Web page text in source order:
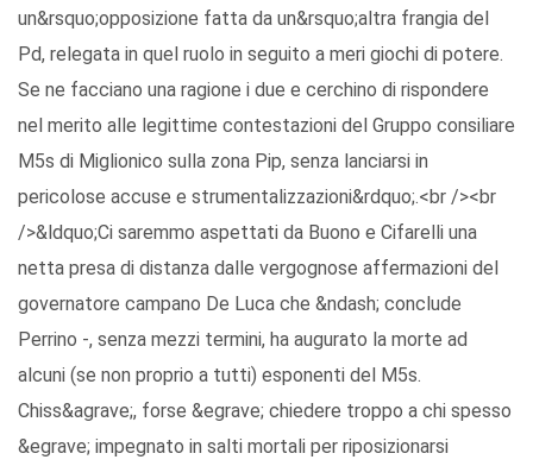
un&rsquo;opposizione fatta da un&rsquo;altra frangia del
Pd, relegata in quel ruolo in seguito a meri giochi di potere.
Se ne facciano una ragione i due e cerchino di rispondere
nel merito alle legittime contestazioni del Gruppo consiliare
M5s di Miglionico sulla zona Pip, senza lanciarsi in
pericolose accuse e strumentalizzazioni&rdquo;.<br /><br
/>&ldquo;Ci saremmo aspettati da Buono e Cifarelli una
netta presa di distanza dalle vergognose affermazioni del
governatore campano De Luca che &ndash; conclude
Perrino -, senza mezzi termini, ha augurato la morte ad
alcuni (se non proprio a tutti) esponenti del M5s.
Chiss&agrave;, forse &egrave; chiedere troppo a chi spesso
&egrave; impegnato in salti mortali per riposizionarsi